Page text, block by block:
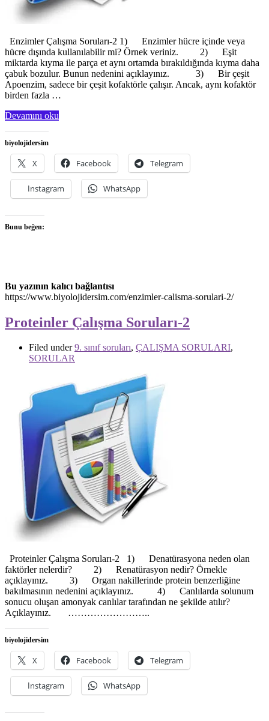
Enzimler Çalışma Soruları-2 1) Enzimler hücre içinde veya
hücre dışında kullanılabilir mi? Örnek veriniz. 2) Eşit
miktarda kıyma ile parça et aynı ortamda bırakıldığında kıyma daha
çabuk bozulur. Bunun nedenini açıklayınız. 3) Bir çeşit
Apoenzim, sadece bir çeşit kofaktörle çalışır. Ancak, aynı kofaktör
birden fazla …
Devamını oku
biyolojidersim
X Facebook Telegram
İnstagram WhatsApp
Bunu beğen:
Bu yazının kalıcı bağlantısı
https://www.biyolojidersim.com/enzimler-calisma-sorulari-2/
Proteinler Çalışma Soruları-2
Filed under9. sınıf soruları, ÇALIŞMA SORULARI,
SORULAR
Proteinler Çalışma Soruları-2 1) Denatürasyona neden olan
faktörler nelerdir? 2) Renatürasyon nedir? Örnekle
açıklayınız. 3) Organ nakillerinde protein benzerliğine
bakılmasının nedenini açıklayınız. 4) Canlılarda solunum
sonucu oluşan amonyak canlılar tarafından ne şekilde atılır?
Açıklayınız. ……………………..
biyolojidersim
X Facebook Telegram
İnstagram WhatsApp